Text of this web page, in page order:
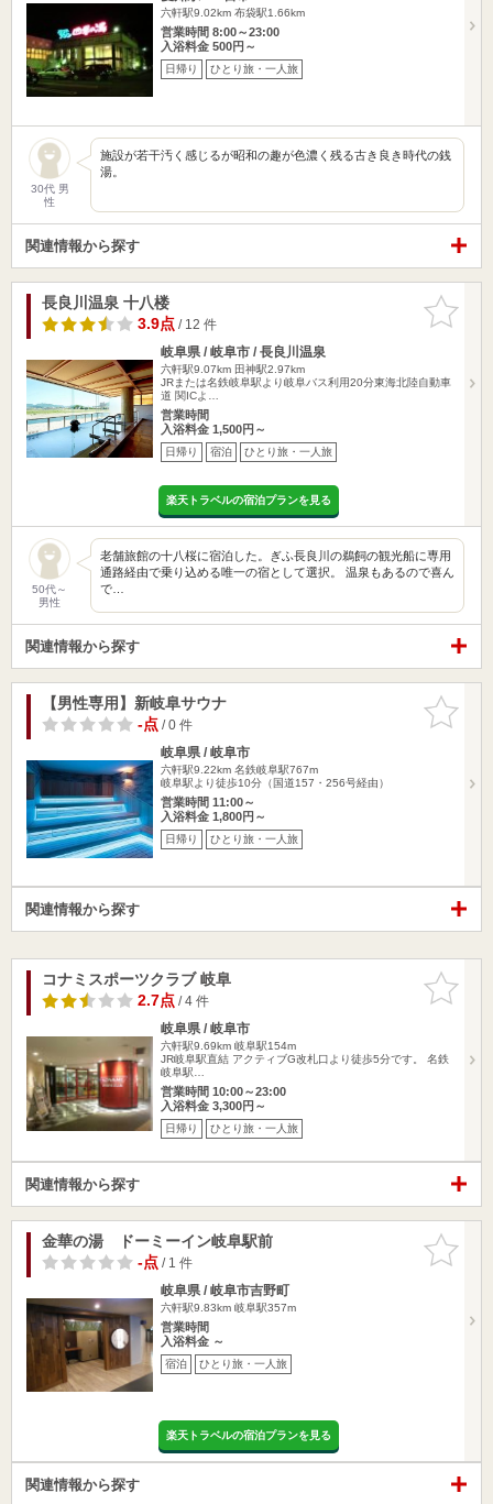
六軒駅9.02km 布袋駅1.66km
営業時間 8:00～23:00
入浴料金 500円～
日帰り ひとり旅・一人旅
30代 男
性
施設が若干汚く感じるが昭和の趣が色濃く残る古き良き時代の銭
湯。
関連情報から探す
お気に入
りに追加
長良川温泉 十八楼
3.9点/ 12 件
岐阜県 / 岐阜市 / 長良川温泉
六軒駅9.07km 田神駅2.97km
JRまたは名鉄岐阜駅より岐阜バス利用20分東海北陸自動車
道 関ICよ…
営業時間
入浴料金 1,500円～
日帰り 宿泊 ひとり旅・一人旅
楽天トラベルの宿泊プランを見る
50代～
男性
老舗旅館の十八桜に宿泊した。ぎふ長良川の鵜飼の観光船に専用
通路経由で乗り込める唯一の宿として選択。 温泉もあるので喜ん
で…
関連情報から探す
お気に入
りに追加
【男性専用】新岐阜サウナ
-点/ 0 件
岐阜県 / 岐阜市
六軒駅9.22km 名鉄岐阜駅767m
岐阜駅より徒歩10分（国道157・256号経由）
営業時間 11:00～
入浴料金 1,800円～
日帰り ひとり旅・一人旅
関連情報から探す
お気に入
りに追加
コナミスポーツクラブ 岐阜
2.7点/ 4 件
岐阜県 / 岐阜市
六軒駅9.69km 岐阜駅154m
JR岐阜駅直結 アクティブG改札口より徒歩5分です。 名鉄
岐阜駅…
営業時間 10:00～23:00
入浴料金 3,300円～
日帰り ひとり旅・一人旅
関連情報から探す
お気に入
りに追加
金華の湯 ドーミーイン岐阜駅前
-点/ 1 件
岐阜県 / 岐阜市吉野町
六軒駅9.83km 岐阜駅357m
営業時間
入浴料金 ～
宿泊 ひとり旅・一人旅
楽天トラベルの宿泊プランを見る
関連情報から探す